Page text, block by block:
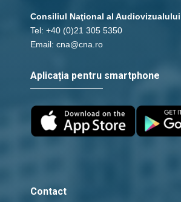
Consiliul Naţional al Audiovizualului
Tel: +40 (0)21 305 5350
Email: cna@cna.ro
Aplicația pentru smartphone
Contact